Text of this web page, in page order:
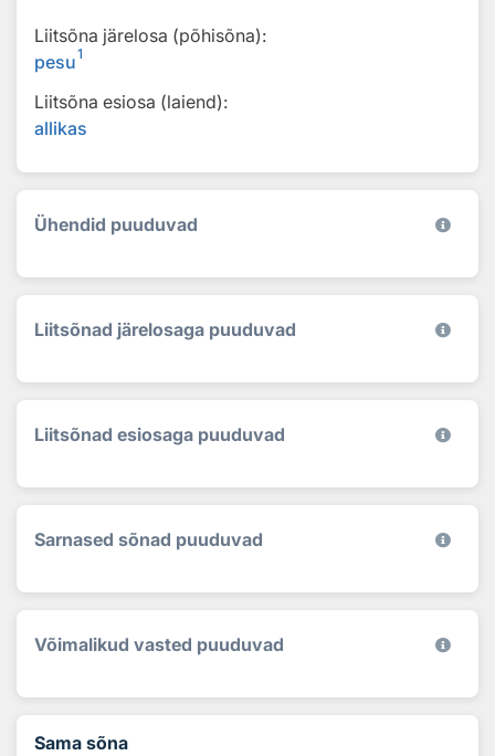
Liitsõna järelosa (põhisõna):
pesu1
Liitsõna esiosa (laiend):
allikas
Ühendid puuduvad
Liitsõnad järelosaga puuduvad
Liitsõnad esiosaga puuduvad
Sarnased sõnad puuduvad
Võimalikud vasted puuduvad
Sama sõna